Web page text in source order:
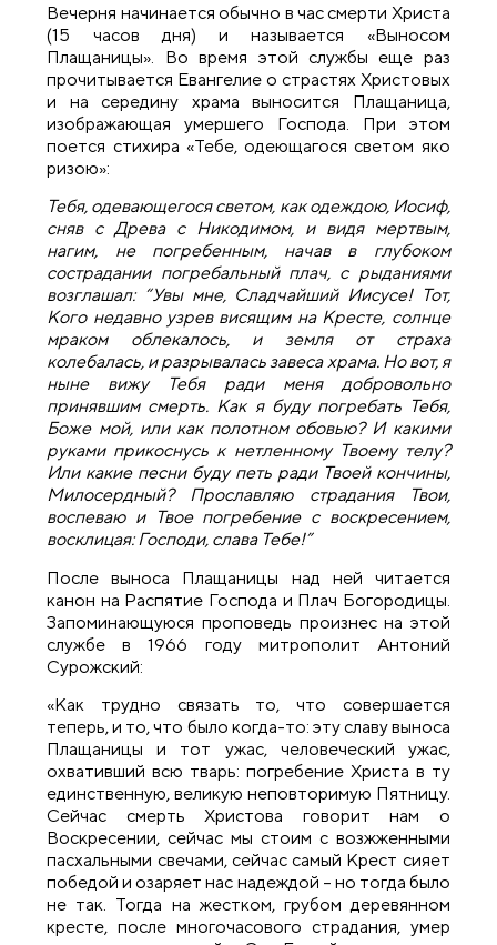
Вечерня начинается обычно в час смерти Христа
(15 часов дня) и называется «Выносом
Плащаницы». Во время этой службы еще раз
прочитывается Евангелие о страстях Христовых
и на середину храма выносится Плащаница,
изображающая умершего Господа. При этом
поется стихира «Тебе, одеющагося светом яко
ризою»:
Тебя, одевающегося светом, как одеждою, Иосиф,
сняв с Древа с Никодимом, и видя мертвым,
нагим, не погребенным, начав в глубоком
сострадании погребальный плач, с рыданиями
возглашал: “Увы мне, Сладчайший Иисусе! Тот,
Кого недавно узрев висящим на Кресте, солнце
мраком облекалось, и земля от страха
колебалась, и разрывалась завеса храма. Но вот, я
ныне вижу Тебя ради меня добровольно
принявшим смерть. Как я буду погребать Тебя,
Боже мой, или как полотном обовью? И какими
руками прикоснусь к нетленному Твоему телу?
Или какие песни буду петь ради Твоей кончины,
Милосердный? Прославляю страдания Твои,
воспеваю и Твое погребение с воскресением,
восклицая: Господи, слава Тебе!”
После выноса Плащаницы над ней читается
канон на Распятие Господа и Плач Богородицы.
Запоминающуюся проповедь произнес на этой
службе в 1966 году митрополит Антоний
Сурожский:
«Как трудно связать то, что совершается
теперь, и то, что было когда-то: эту славу выноса
Плащаницы и тот ужас, человеческий ужас,
охвативший всю тварь: погребение Христа в ту
единственную, великую неповторимую Пятницу.
Сейчас смерть Христова говорит нам о
Воскресении, сейчас мы стоим с возжженными
пасхальными свечами, сейчас самый Крест сияет
победой и озаряет нас надеждой – но тогда было
не так. Тогда на жестком, грубом деревянном
кресте, после многочасового страдания, умер